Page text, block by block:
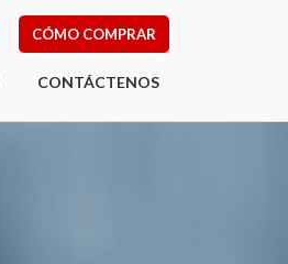
CÓMO COMPRAR
CONTÁCTENOS